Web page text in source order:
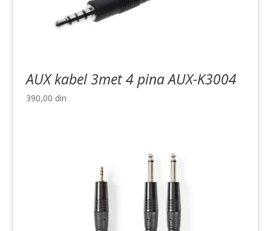
AUX kabel 3met 4 pina AUX-K3004
390,00 din